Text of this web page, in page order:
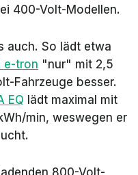
400-Volt-Modellen.
auch. So lädt etwa
e-tron "nur" mit 2,5
Fahrzeuge besser.
EQ lädt maximal mit
min, weswegen er